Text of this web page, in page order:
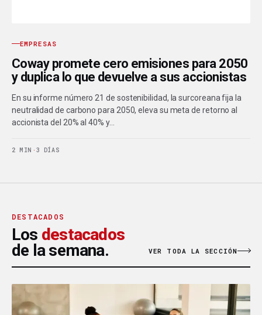
EMPRESAS
Coway promete cero emisiones para 2050
y duplica lo que devuelve a sus accionistas
En su informe número 21 de sostenibilidad, la surcoreana fija la
neutralidad de carbono para 2050, eleva su meta de retorno al
accionista del 20% al 40% y…
2 MIN · 3 DÍAS
DESTACADOS
Los destacados
de la semana.
VER TODA LA SECCIÓN